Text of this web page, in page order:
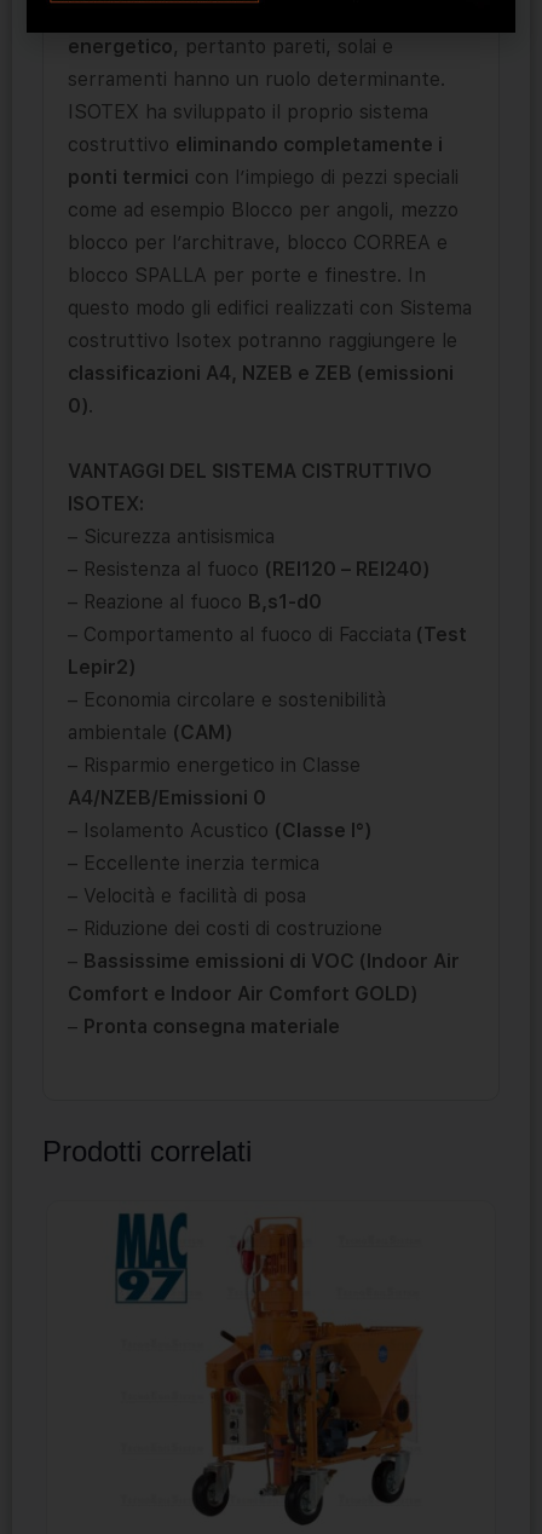
energetico, pertanto pareti, solai e
serramenti hanno un ruolo determinante.
ISOTEX ha sviluppato il proprio sistema
costruttivo eliminando completamente i
ponti termici con l’impiego di pezzi speciali
come ad esempio Blocco per angoli, mezzo
blocco per l’architrave, blocco CORREA e
blocco SPALLA per porte e finestre. In
questo modo gli edifici realizzati con Sistema
costruttivo Isotex potranno raggiungere le
classificazioni A4, NZEB e ZEB (emissioni
0).
VANTAGGI DEL SISTEMA CISTRUTTIVO
ISOTEX:
– Sicurezza antisismica
– Resistenza al fuoco (REI120 – REI240)
– Reazione al fuoco B,s1-d0
– Comportamento al fuoco di Facciata (Test
Lepir2)
– Economia circolare e sostenibilità
ambientale (CAM)
– Risparmio energetico in Classe
A4/NZEB/Emissioni 0
– Isolamento Acustico (Classe I°)
– Eccellente inerzia termica
– Velocità e facilità di posa
– Riduzione dei costi di costruzione
– Bassissime emissioni di VOC (Indoor Air
Comfort e Indoor Air Comfort GOLD)
– Pronta consegna materiale
Prodotti correlati